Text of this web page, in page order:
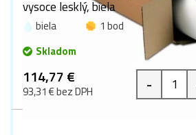
vysoce lesklý, biela
biela
1 bod
Skladom
114,77 €
93,31 € bez DPH -